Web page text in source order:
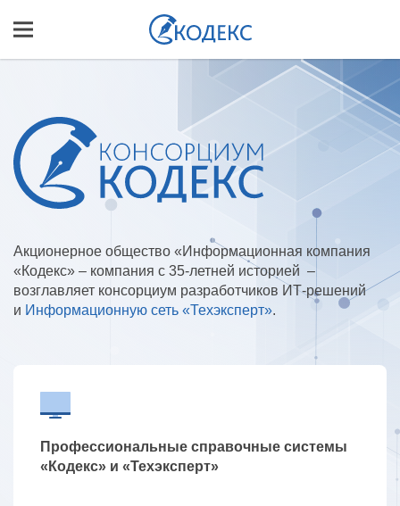
Акционерное общество «Информационная компания
«Кодекс» – компания с 35-летней историей –
возглавляет консорциум разработчиков ИТ⁠-⁠решений
и Информационную сеть «Техэксперт».
Профессиональные справочные системы
«Кодекс» и «Техэксперт»